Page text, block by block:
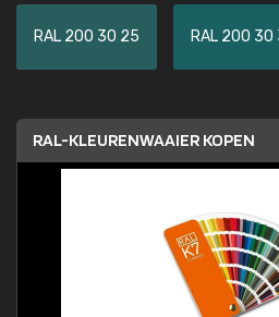
RAL 200 30 25 RAL 200 30
RAL-KLEURENWAAIER KOPEN